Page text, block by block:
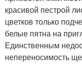
красивой пестрой
цветков только
белые пятна на
Единственным
непереносимость